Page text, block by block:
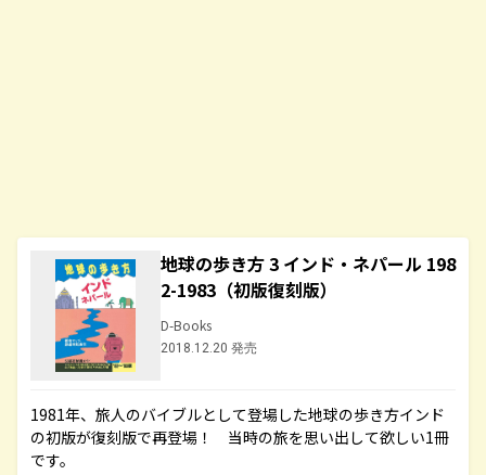
地球の歩き方 3 インド・ネパール 198
2-1983（初版復刻版）
D-Books
2018.12.20 発売
1981年、旅人のバイブルとして登場した地球の歩き方インド
の初版が復刻版で再登場！ 当時の旅を思い出して欲しい1冊
です。